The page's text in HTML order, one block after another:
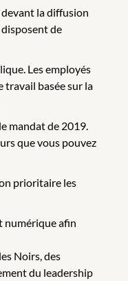
la diffusion
de
Les employés
travail basée sur la
mandat de 2019.
que vous pouvez
prioritaire les
numérique afin
Noirs, des
du leadership